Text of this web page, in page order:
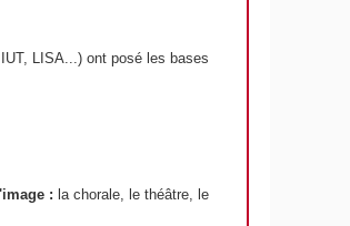
LISA...) ont posé les bases
: la chorale, le théâtre, le